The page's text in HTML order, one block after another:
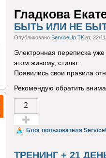
Гладкова
БЫТЬ ИЛИ НЕ
Опубликовано ServiceUp.ТКвт, 22/
Электронная переписка
этом живому, стилю.
Появились свои правила
Рекомендую обратить
2
Голос за!
Блог пользователя
ТРЕНИНГ + 21